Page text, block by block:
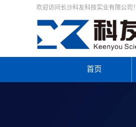
欢迎访问长沙科友科技实业有限公司！
首页